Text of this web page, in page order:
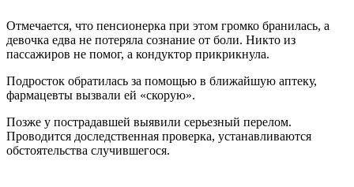
Отмечается, что пенсионерка при этом громко бранилась, а
девочка едва не потеряла сознание от боли. Никто из
пассажиров не помог, а кондуктор прикрикнула.
Подросток обратилась за помощью в ближайшую аптеку,
фармацевты вызвали ей «скорую».
Позже у пострадавшей выявили серьезный перелом.
Проводится доследственная проверка, устанавливаются
обстоятельства случившегося.